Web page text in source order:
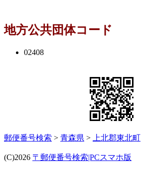
地方公共団体コード
02408
郵便番号検索 > 青森県 > 上北郡東北町
(C)2026 〒郵便番号検索|PCスマホ版